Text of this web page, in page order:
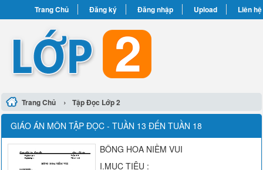
Trang Chủ Đăng ký Đăng nhập Upload Liên hệ
Trang Chủ › Tập Đọc Lớp 2
GIÁO ÁN MÔN TẬP ĐỌC - TUẦN 13 ĐẾN TUẦN 18
BÔNG HOA NIỀM VUI
I.MỤC TIÊU :